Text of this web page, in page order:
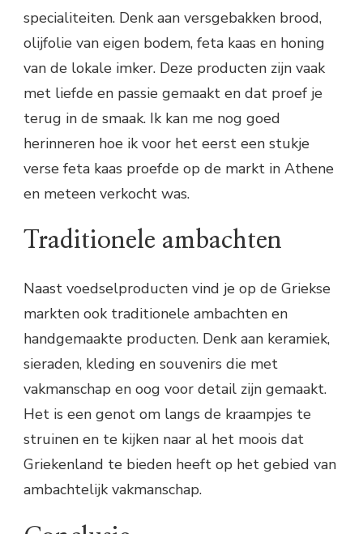
specialiteiten. Denk aan versgebakken brood,
olijfolie van eigen bodem, feta kaas en honing
van de lokale imker. Deze producten zijn vaak
met liefde en passie gemaakt en dat proef je
terug in de smaak. Ik kan me nog goed
herinneren hoe ik voor het eerst een stukje
verse feta kaas proefde op de markt in Athene
en meteen verkocht was.
Traditionele ambachten
Naast voedselproducten vind je op de Griekse
markten ook traditionele ambachten en
handgemaakte producten. Denk aan keramiek,
sieraden, kleding en souvenirs die met
vakmanschap en oog voor detail zijn gemaakt.
Het is een genot om langs de kraampjes te
struinen en te kijken naar al het moois dat
Griekenland te bieden heeft op het gebied van
ambachtelijk vakmanschap.